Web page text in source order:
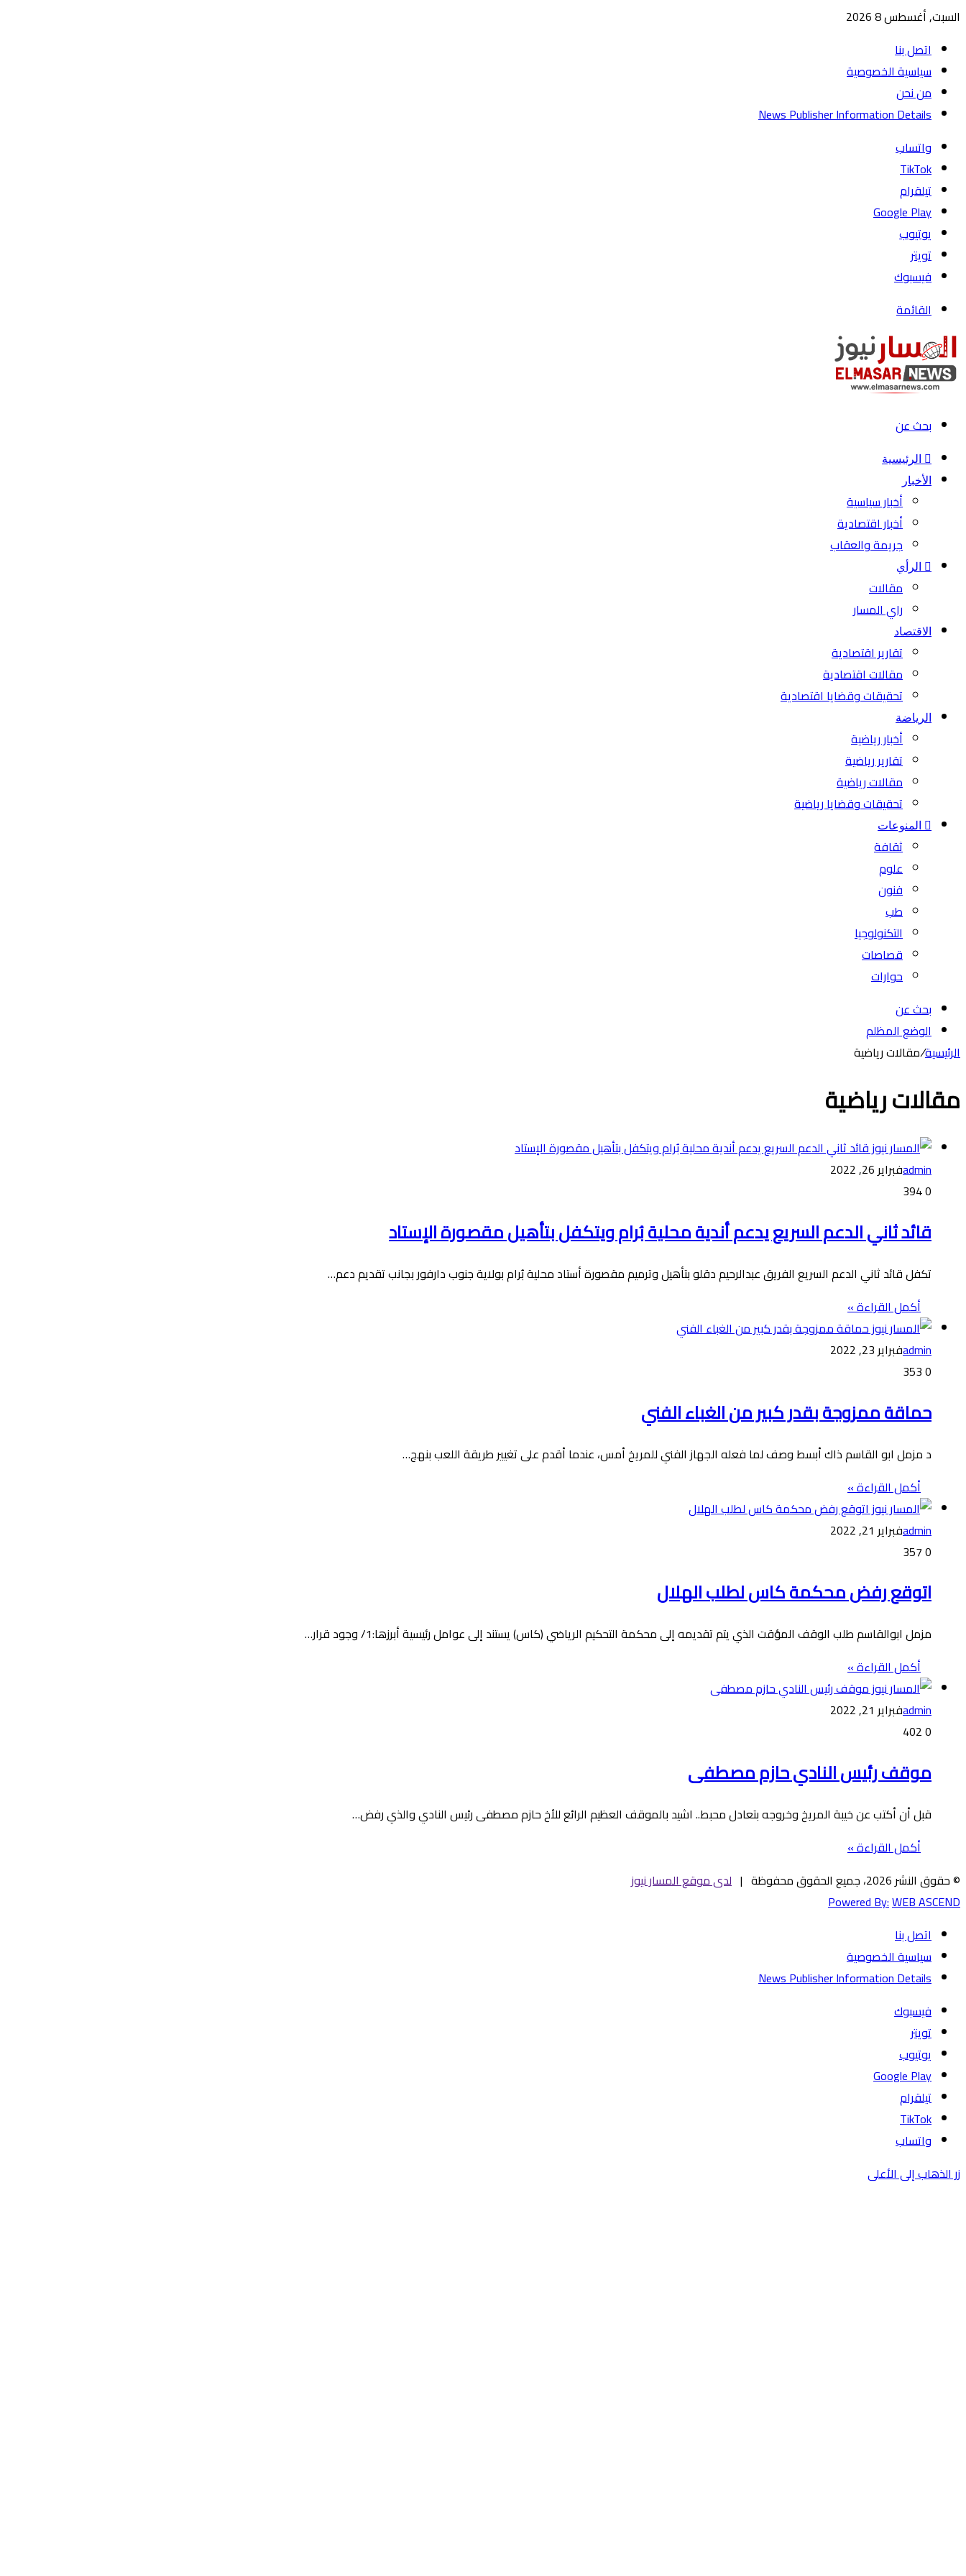
السبت, أغسطس 8 2026
اتصل بنا
سياسية الخصوصية
من نحن
News Publisher Information Details
واتساب
TikTok
تيلقرام
يوتيوب
تويتر
فيسبوك
القائمة
بحث عن
الرئيسية
الأخبار
أخبار سياسية
أخبار اقتصادية
جريمة والعقاب
الرأي
مقالات
راي المسار
الاقتصاد
تقارير اقتصادية
مقالات اقتصادية
تحقيقات وقضايا اقتصادية
الرياضة
أخبار رياضية
تقارير رياضية
مقالات رياضية
تحقيقات وقضايا رياضية
المنوعات
ثقافة
علوم
فنون
طب
التكنولوجيا
قصاصات
حوارات
بحث عن
الوضع المظلم
الرئيسية/مقالات رياضية
مقالات رياضية
adminفبراير 26, 2022
0
قائد ثاني الدعم السريع يدعم أندية محلية بُرام ويتكفل بتأهيل مقصورة الإستاد
تكفل قائد ثاني الدعم السريع الفريق عبدالرحيم دقلو بتأهيل وترميم مقصورة أستاد محلية بُرام بولاية جنوب دارفور بجانب تقديم دعم…
أكمل القراءة »
adminفبراير 23, 2022
0
حماقة ممزوجة بقدر كبير من الغباء الفني
د مزمل ابو القاسم ذاك أبسط وصف لما فعله الجهاز الفني للمريخ أمس، عندما أقدم على تغيير طريقة اللعب بنهج…
أكمل القراءة »
adminفبراير 21, 2022
0
اتوقع رفض محكمة كاس لطلب الهلال
مزمل ابوالقاسم طلب الوقف المؤقت الذي يتم تقديمه إلى محكمة التحكيم الرياضي (كاس) يستند إلى عوامل رئيسية أبرزها:1/ وجود قرار…
أكمل القراءة »
adminفبراير 21, 2022
0
موقف رئيس النادي حازم مصطفى
قبل أن أكتب عن خيبة المريخ وخروجه بتعادل محبط.. اشيد بالموقف العظيم الرائع للأخ حازم مصطفى رئيس النادي والذي رفض…
أكمل القراءة »
© حقوق النشر 2026، جميع الحقوق محفوظة |
لدى موقع المسار نيوز
Powered By:WEB ASCEND
اتصل بنا
سياسية الخصوصية
News Publisher Information Details
فيسبوك
تويتر
يوتيوب
تيلقرام
TikTok
واتساب
زر الذهاب إلى الأعلى